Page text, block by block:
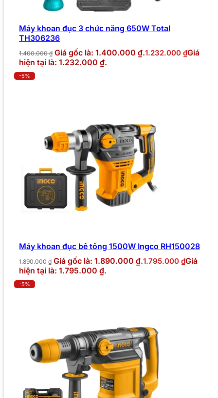
Máy khoan đục 3 chức năng 650W Total
TH306236
1.400.000₫ Giá gốc là: 1.400.000 ₫.1.232.000 ₫Giá
hiện tại là: 1.232.000 ₫.
-5%
Máy khoan đục bê tông 1500W Ingco RH150028
1.890.000₫ Giá gốc là: 1.890.000 ₫.1.795.000 ₫Giá
hiện tại là: 1.795.000 ₫.
-5%